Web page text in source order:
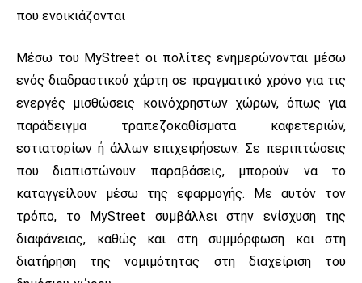
που ενοικιάζονται
Μέσω του MyStreet οι πολίτες ενημερώνονται μέσω
ενός διαδραστικού χάρτη σε πραγματικό χρόνο για τις
ενεργές μισθώσεις κοινόχρηστων χώρων, όπως για
παράδειγμα τραπεζοκαθίσματα καφετεριών,
εστιατορίων ή άλλων επιχειρήσεων. Σε περιπτώσεις
που διαπιστώνουν παραβάσεις, μπορούν να το
καταγγείλουν μέσω της εφαρμογής. Με αυτόν τον
τρόπο, το MyStreet συμβάλλει στην ενίσχυση της
διαφάνειας, καθώς και στη συμμόρφωση και στη
διατήρηση της νομιμότητας στη διαχείριση του